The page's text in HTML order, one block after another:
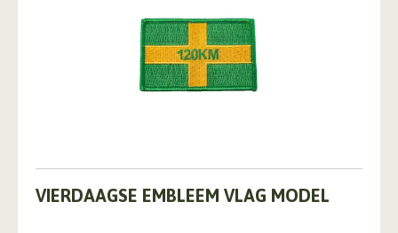
VIERDAAGSE EMBLEEM VLAG MODEL
product